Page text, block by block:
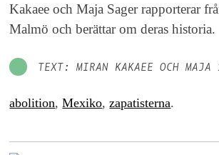
Kakaee och Maja Sager rapporterar
Malmö och berättar om deras historia.
TEXT: MIRAN KAKAEE OCH MAJA
abolition,Mexiko,zapatisterna.